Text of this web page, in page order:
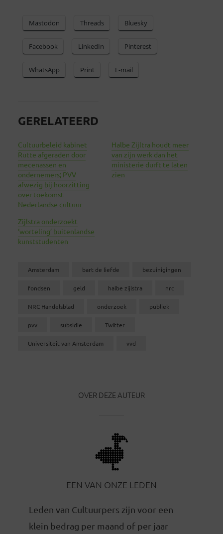
Mastodon Threads Bluesky
Facebook LinkedIn Pinterest
WhatsApp Print E-mail
GERELATEERD
Cultuurbeleid kabinet
Rutte afgeraden door
mecenassen en
ondernemers; PVV
afwezig bij hoorzitting
over toekomst
Nederlandse cultuur
Halbe Zijltra houdt meer
van zijn werk dan het
ministerie durft te laten
zien
Zijlstra onderzoekt
‘worteling’ buitenlandse
kunststudenten
Amsterdam bart de liefde bezuinigingen
fondsen geld halbe zijlstra nrc
NRC Handelsblad onderzoek publiek
pvv subsidie Twitter
Universiteit van Amsterdam vvd
OVER DEZE AUTEUR
EEN VAN ONZE LEDEN
Leden van Cultuurpers zijn voor een
klein bedrag per maand of per jaar